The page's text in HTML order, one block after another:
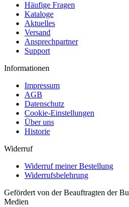
Häufige Fragen
Kataloge
Aktuelles
Versand
Ansprechpartner
Support
Informationen
Impressum
AGB
Datenschutz
Cookie-Einstellungen
Über uns
Historie
Widerruf
Widerruf meiner Bestellung
Widerrufsbelehrung
Gefördert von der Beauftragten der
Medien